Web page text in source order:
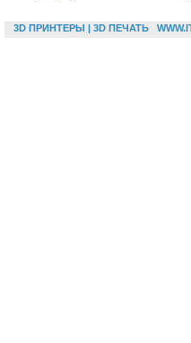
3D ПРИНТЕРЫ | 3D ПЕЧАТЬ